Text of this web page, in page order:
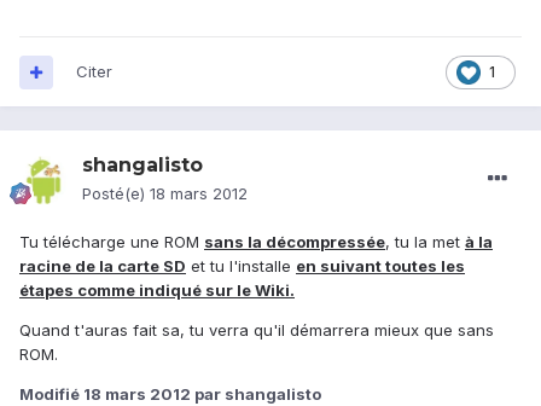
1
Citer
shangalisto
Posté(e) 18 mars 2012
Tu télécharge une ROM sans la décompressée, tu la met à la
racine de la carte SD et tu l'installe en suivant toutes les
étapes comme indiqué sur le Wiki.
Quand t'auras fait sa, tu verra qu'il démarrera mieux que sans
ROM.
Modifié 18 mars 2012 par shangalisto